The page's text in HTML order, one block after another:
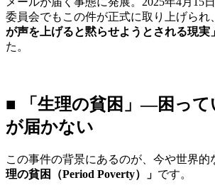
委員会でもこの件が正式に取り上げられ
が声を上げると黙らせようとされる現実」
た。
■ 「生理の貧困」—困って
が届かない
この事件の背景にあるのが、今や世界的
理の貧困（Period Poverty）」 です。